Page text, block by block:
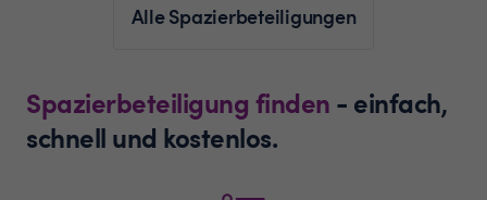
Alle Spazierbeteiligungen
Spazierbeteiligung finden - einfach,
schnell und kostenlos.